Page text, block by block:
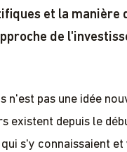
et la manière
de
n'est pas une idée
existent depuis le
s'y connaissaient et